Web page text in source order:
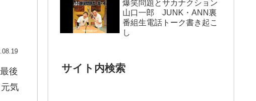
後
気
爆笑問題とサカナクション
山口一郎 JUNK・ANN裏
番組生電話トーク書き起こ
し
サイト内検索